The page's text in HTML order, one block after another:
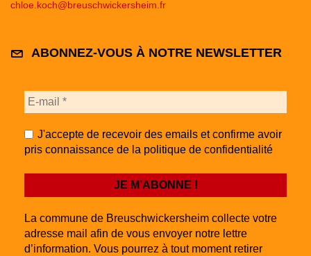
chloe.koch@breuschwickersheim.fr
ABONNEZ-VOUS À NOTRE NEWSLETTER
J'accepte de recevoir des emails et confirme avoir
pris connaissance de la politique de confidentialité
La commune de Breuschwickersheim collecte votre
adresse mail afin de vous envoyer notre lettre
d’information. Vous pourrez à tout moment retirer